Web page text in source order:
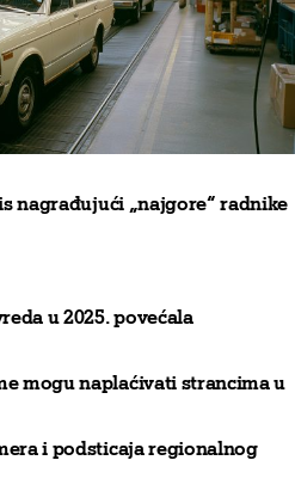
nagrađujući „najgore“ radnike
u 2025. povećala
mogu naplaćivati strancima u
i podsticaja regionalnog